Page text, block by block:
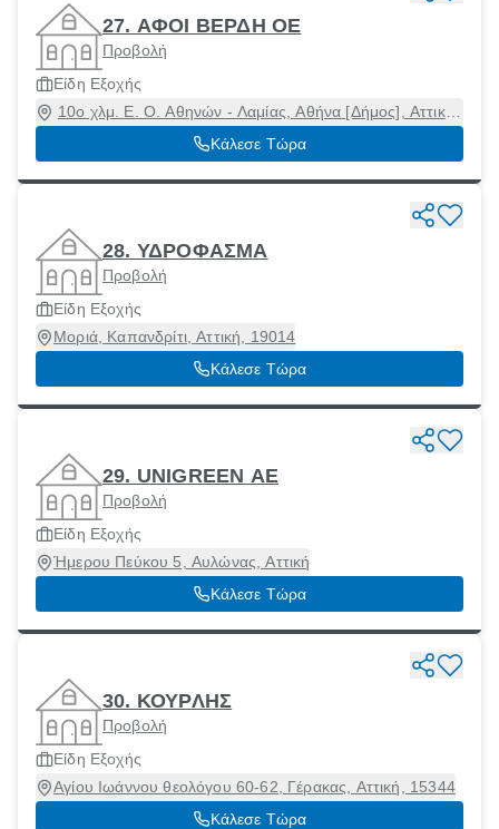
27. ΑΦΟΙ ΒΕΡΔΗ ΟΕ
Προβολή
Είδη Εξοχής
10ο χλμ. E. O. Αθηνών - Λαμίας, Αθήνα [Δήμος], Αττική,
11745
Κάλεσε Τώρα
28. ΥΔΡΟΦΑΣΜΑ
Προβολή
Είδη Εξοχής
Μοριά, Καπανδρίτι, Αττική, 19014
Κάλεσε Τώρα
29. UNIGREEN ΑΕ
Προβολή
Είδη Εξοχής
Ήμερου Πεύκου 5, Αυλώνας, Αττική
Κάλεσε Τώρα
30. ΚΟΥΡΛΗΣ
Προβολή
Είδη Εξοχής
Αγίου Ιωάννου θεολόγου 60-62, Γέρακας, Αττική, 15344
Κάλεσε Τώρα